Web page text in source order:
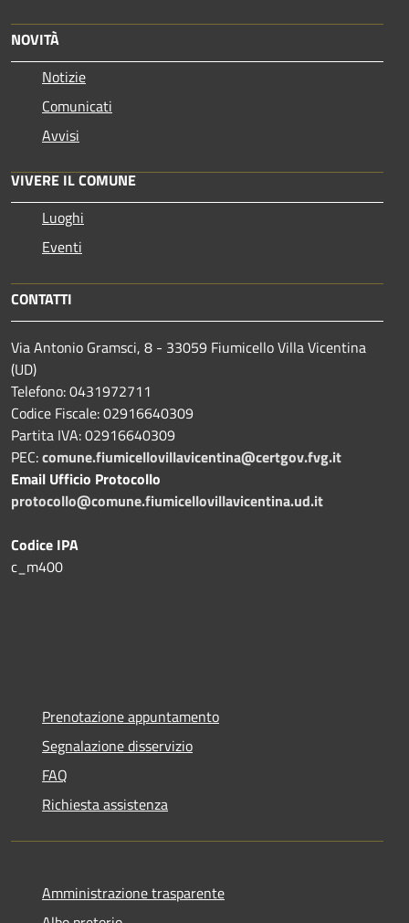
NOVITÀ
Notizie
Comunicati
Avvisi
VIVERE IL COMUNE
Luoghi
Eventi
CONTATTI
Via Antonio Gramsci, 8 - 33059 Fiumicello Villa Vicentina
(UD)
Telefono: 0431972711
Codice Fiscale: 02916640309
Partita IVA: 02916640309
PEC:comune.fiumicellovillavicentina@certgov.fvg.it
Email Ufficio Protocollo
protocollo@comune.fiumicellovillavicentina.ud.it
Codice IPA
c_m400
Prenotazione appuntamento
Segnalazione disservizio
FAQ
Richiesta assistenza
Amministrazione trasparente